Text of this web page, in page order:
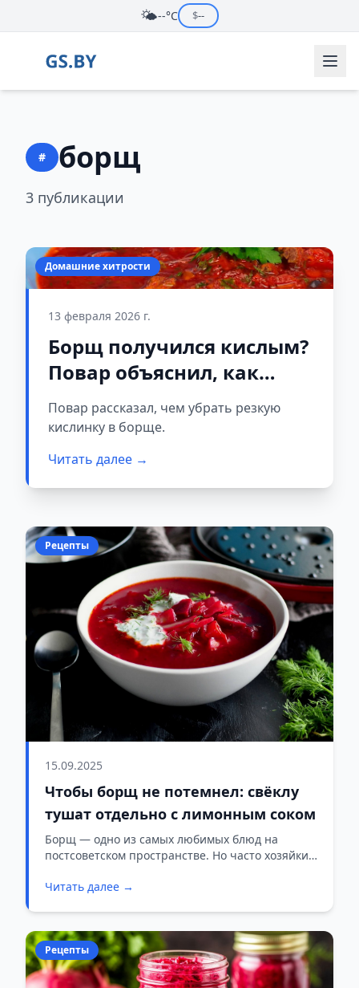
🌤️--°C $--
# борщ
3 публикации
Домашние хитрости
13 февраля 2026 г.
Борщ получился кислым?
Повар объяснил, как
вернуть нормальный
вкус
Повар рассказал, чем убрать резкую
кислинку в борще.
Читать далее →
Рецепты
15.09.2025
Чтобы борщ не потемнел: свёклу
тушат отдельно с лимонным соком
Борщ — одно из самых любимых блюд на
постсоветском пространстве. Но часто хозяйки
теряет цвет, и суп получается бурым, а не
красный оттенок.
Читать далее →
Рецепты